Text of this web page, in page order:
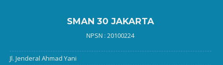
SMAN 30 JAKARTA
NPSN : 20100224
Jl. Jenderal Ahmad Yani